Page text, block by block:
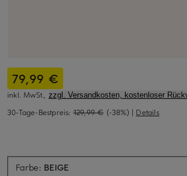
79,99 €
inkl. MwSt., zzgl. Versandkosten, kostenloser
30-Tage-Bestpreis: 129,99 € (-38%) | Details
Farbe: BEIGE